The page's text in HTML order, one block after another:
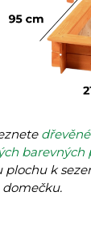
barevných
plochu k
domečku.